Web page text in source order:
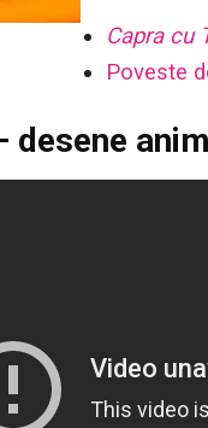
Capra cu
Poveste
desene